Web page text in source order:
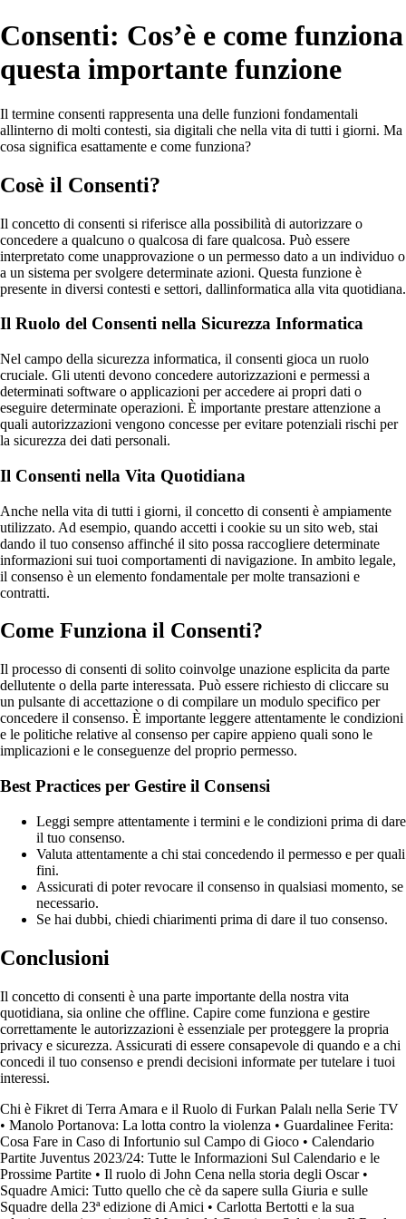
Consenti: Cos’è e come funziona
questa importante funzione
Il termine consenti rappresenta una delle funzioni fondamentali
allinterno di molti contesti, sia digitali che nella vita di tutti i giorni. Ma
cosa significa esattamente e come funziona?
Cosè il Consenti?
Il concetto di consenti si riferisce alla possibilità di autorizzare o
concedere a qualcuno o qualcosa di fare qualcosa. Può essere
interpretato come unapprovazione o un permesso dato a un individuo o
a un sistema per svolgere determinate azioni. Questa funzione è
presente in diversi contesti e settori, dallinformatica alla vita quotidiana.
Il Ruolo del Consenti nella Sicurezza Informatica
Nel campo della sicurezza informatica, il consenti gioca un ruolo
cruciale. Gli utenti devono concedere autorizzazioni e permessi a
determinati software o applicazioni per accedere ai propri dati o
eseguire determinate operazioni. È importante prestare attenzione a
quali autorizzazioni vengono concesse per evitare potenziali rischi per
la sicurezza dei dati personali.
Il Consenti nella Vita Quotidiana
Anche nella vita di tutti i giorni, il concetto di consenti è ampiamente
utilizzato. Ad esempio, quando accetti i cookie su un sito web, stai
dando il tuo consenso affinché il sito possa raccogliere determinate
informazioni sui tuoi comportamenti di navigazione. In ambito legale,
il consenso è un elemento fondamentale per molte transazioni e
contratti.
Come Funziona il Consenti?
Il processo di consenti di solito coinvolge unazione esplicita da parte
dellutente o della parte interessata. Può essere richiesto di cliccare su
un pulsante di accettazione o di compilare un modulo specifico per
concedere il consenso. È importante leggere attentamente le condizioni
e le politiche relative al consenso per capire appieno quali sono le
implicazioni e le conseguenze del proprio permesso.
Best Practices per Gestire il Consensi
Leggi sempre attentamente i termini e le condizioni prima di dare
il tuo consenso.
Valuta attentamente a chi stai concedendo il permesso e per quali
fini.
Assicurati di poter revocare il consenso in qualsiasi momento, se
necessario.
Se hai dubbi, chiedi chiarimenti prima di dare il tuo consenso.
Conclusioni
Il concetto di consenti è una parte importante della nostra vita
quotidiana, sia online che offline. Capire come funziona e gestire
correttamente le autorizzazioni è essenziale per proteggere la propria
privacy e sicurezza. Assicurati di essere consapevole di quando e a chi
concedi il tuo consenso e prendi decisioni informate per tutelare i tuoi
interessi.
Chi è Fikret di Terra Amara e il Ruolo di Furkan Palalı nella Serie TV
• Manolo Portanova: La lotta contro la violenza • Guardalinee Ferita:
Cosa Fare in Caso di Infortunio sul Campo di Gioco • Calendario
Partite Juventus 2023/24: Tutte le Informazioni Sul Calendario e le
Prossime Partite • Il ruolo di John Cena nella storia degli Oscar•
Squadre Amici: Tutto quello che cè da sapere sulla Giuria e sulle
Squadre della 23ª edizione di Amici • Carlotta Bertotti e la sua